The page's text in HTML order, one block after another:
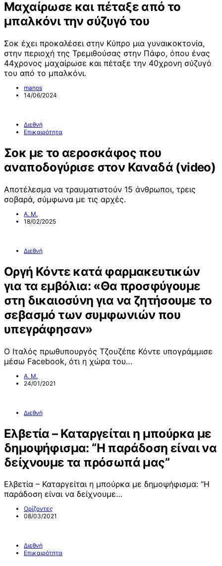
Μαχαίρωσε και πέταξε από το
μπαλκόνι την σύζυγό του
Σοκ έχει προκαλέσει στην Κύπρο μια γυναικοκτονία,
στην περιοχή της Τρεμιθούσας στην Πάφο, όπου ένας
44χρονος μαχαίρωσε και πέταξε την 40χρονη σύζυγό
του από το μπαλκόνι.
manos
14/06/2024
Διεθνή
Επικαιρότητα
Σοκ με το αεροσκάφος που
αναποδογύρισε στον Καναδά (video)
Αποτέλεσμα να τραυματιστούν 15 άνθρωποι, τρεις
σοβαρά, σύμφωνα με τις αρχές.
Α. Μ.
18/02/2025
Διεθνή
Οργή Κόντε κατά φαρμακευτικών
για τα εμβόλια: «Θα προσφύγουμε
στη δικαιοσύνη για να ζητήσουμε το
σεβασμό των συμφωνιών που
υπεγράφησαν»
Ο Ιταλός πρωθυπουργός Τζουζέπε Κόντε υπογράμμισε
μέσω Facebook, ότι η χώρα του…
Α. Μ.
24/01/2021
Διεθνή
Ελβετία – Καταργείται η μπούρκα με
δημοψήφισμα: “Η παράδοση είναι να
δείχνουμε τα πρόσωπά μας”
Ελβετία – Καταργείται η μπούρκα με δημοψήφισμα: “Η
παράδοση είναι να δείχνουμε…
Ορίζοντες
08/03/2021
Διεθνή
Επικαιρότητα